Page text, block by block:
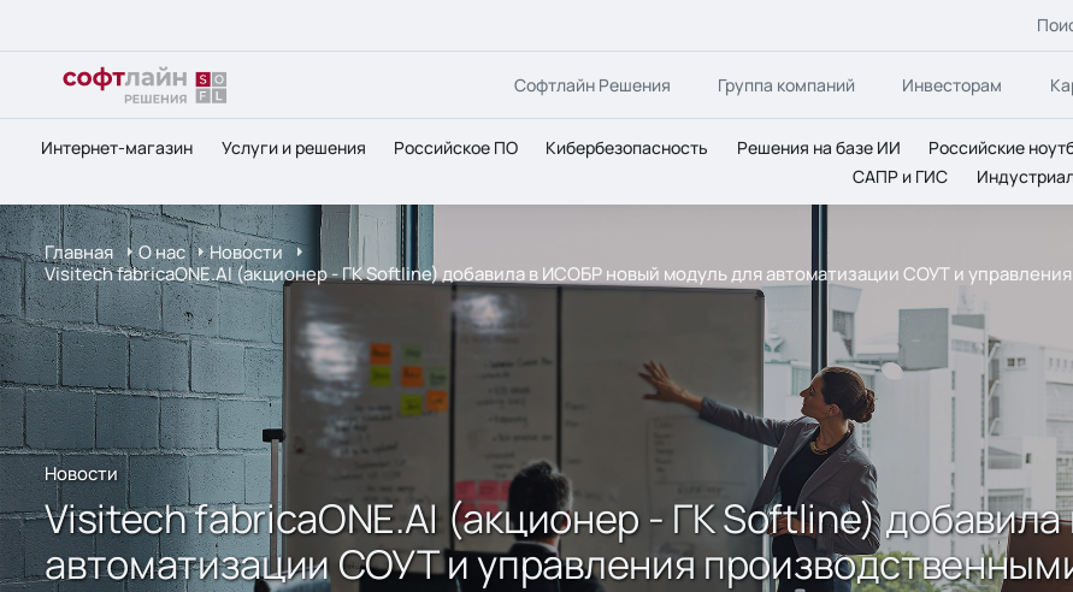
Софтлайн Решения Группа компаний Инвесторам
Интернет-магазин Услуги и решения Российское ПО Кибербезопасность Решения на базе ИИ Российские
САПР и ГИС
Главная О нас
Новости
Visitech fabricaONE.AI (акционер - ГК Softline) добавила в ИСОБР новый модуль для автоматизации СОУТ и
Новости
Visitech fabricaONE.AI (акционер - ГК Softline)
автоматизации СОУТ и управления